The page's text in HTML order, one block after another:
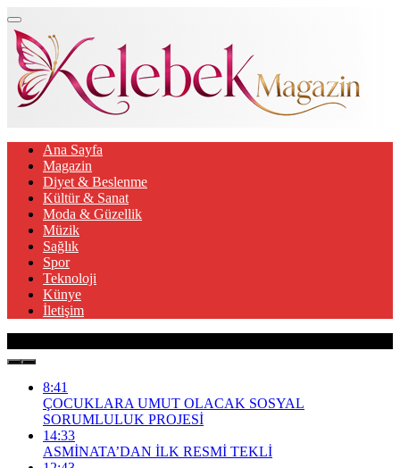
Ana Sayfa
Magazin
Diyet & Beslenme
Kültür & Sanat
Moda & Güzellik
Müzik
Sağlık
Spor
Teknoloji
Künye
İletişim
8:41
ÇOCUKLARA UMUT OLACAK SOSYAL
SORUMLULUK PROJESİ
14:33
ASMİNATA’DAN İLK RESMİ TEKLİ